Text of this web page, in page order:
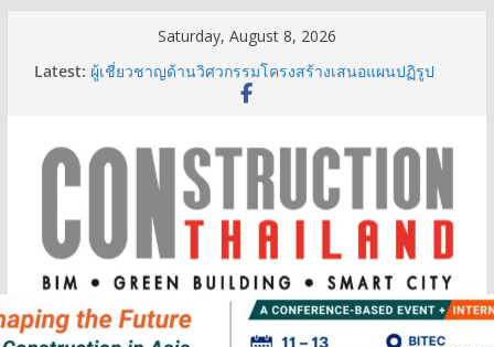
Saturday, August 8, 2026
Latest: ผู้เชี่ยวชาญด้านวิศวกรรมโครงสร้างเสนอแผนปฏิรูป
มาตรฐานตั้งแต่การออกแบบถึงการตรวจสอบอาคารไทย
เติบโต 377% ชี้ดีมานด์ภูเก็ตยังแกร่ง
BCT Expo 2026 ชูแนวคิด “Empowering Net Zero in
Construction & Mining” ขับเคลื่อนอุตสาหกรรม
ก่อสร้างและเหมืองแร่สู่สังคมคาร์บอนต่ำอย่างยั่งยืน
ลลิล พร็อพเพอร์ตี้ ก้าวสู่ปีที่ 40 ยึดลูกค้าเป็นศูนย์กลาง
IHG Hotels & Resorts เปิดตัว ฮอลิเดย์ อินน์ เอ็กซ์เพรส
อ่าวนางแห่งแรกในกระบี่